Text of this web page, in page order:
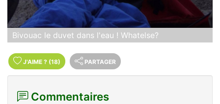
Bivouac le duvet dans l'eau ! Whatelse?
J'AIME ? (18) PARTAGER
Commentaires